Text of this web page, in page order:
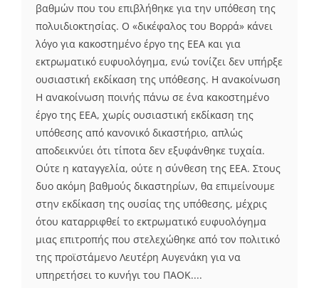
βαθμών που του επιβλήθηκε για την υπόθεση της
πολυιδιοκτησίας. Ο «δικέφαλος του Βορρά» κάνει
λόγο για κακοστημένο έργο της ΕΕΑ και για
εκτρωματικό ευφυολόγημα, ενώ τονίζει δεν υπήρξε
ουσιαστική εκδίκαση της υπόθεσης. Η ανακοίνωση
Η ανακοίνωση ποινής πάνω σε ένα κακοστημένο
έργο της ΕΕΑ, χωρίς ουσιαστική εκδίκαση της
υπόθεσης από κανονικό δικαστήριο, απλώς
αποδεικνύει ότι τίποτα δεν εξυφάνθηκε τυχαία.
Ούτε η καταγγελία, ούτε η σύνθεση της ΕΕΑ. Στους
δυο ακόμη βαθμούς δικαστηρίων, θα επιμείνουμε
στην εκδίκαση της ουσίας της υπόθεσης, μέχρις
ότου καταρριφθεί το εκτρωματικό ευφυολόγημα
μιας επιτροπής που στελεχώθηκε από τον πολιτικό
της προϊστάμενο Λευτέρη Αυγενάκη για να
υπηρετήσει το κυνήγι του ΠΑΟΚ....